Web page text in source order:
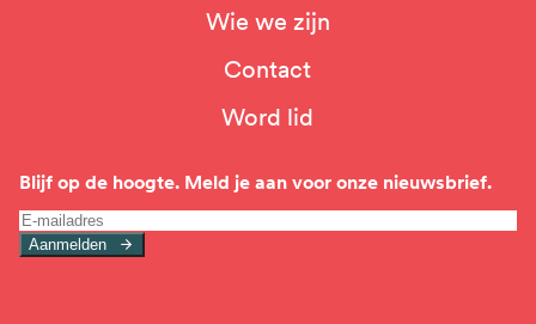
Wie we zijn
Contact
Word lid
Blijf op de hoogte. Meld je aan voor onze nieuwsbrief.
Aanmelden